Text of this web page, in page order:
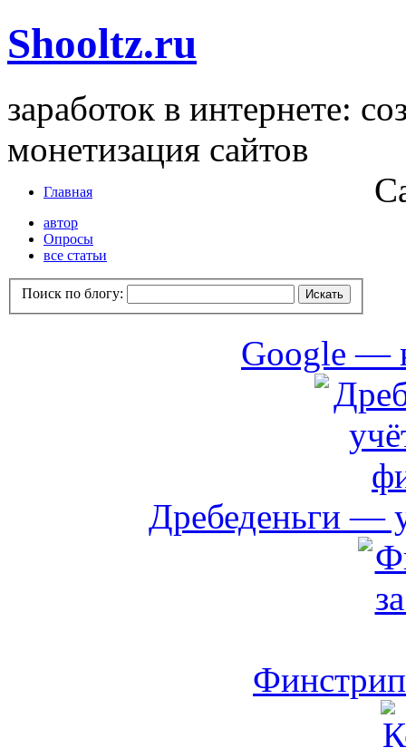
Shooltz.ru
заработок в интернете:
монетизация сайтов
Главная
автор
Опросы
все статьи
Поиск по блогу:
Google —
Дребеденьги —